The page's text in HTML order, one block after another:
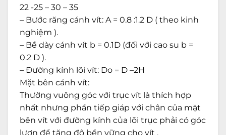
22 -25 – 30 – 35
– Bước răng cánh vít: A = 0.8 :1.2 D ( theo kinh
nghiệm ).
– Bề dày cánh vít b = 0.1D (đối với cao su b =
0.2 D ).
– Đường kính lõi vít: Do = D –2H
Mặt bên cánh vít:
Thường vuông góc với trục vít là thích hợp
nhất nhưng phần tiếp giáp với chân của mặt
bên vít với đường kính của lõi trục phải có góc
lượn để tăng độ bền vững cho vít .